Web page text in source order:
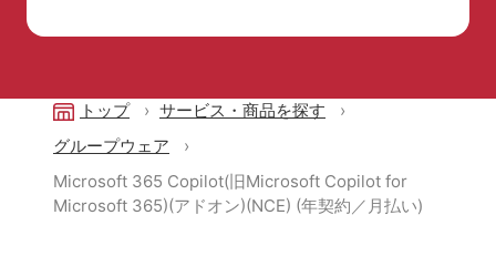
トップ
サービス・商品を探す
グループウェア
Microsoft 365 Copilot(旧Microsoft Copilot for
Microsoft 365)(アドオン)(NCE) (年契約／月払い)